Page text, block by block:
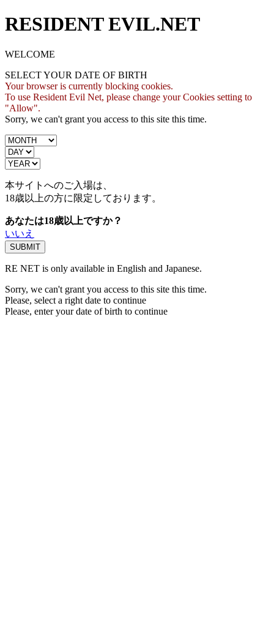
RESIDENT EVIL.NET
WELCOME
SELECT YOUR DATE OF BIRTH
Your browser is currently blocking cookies.
To use Resident Evil Net, please change your Cookies setting to
"Allow".
Sorry, we can't grant you access to this site this time.
本サイトへのご入場は、
18歳以上の方に限定しております。
あなたは18歳以上ですか？
いいえ
RE NET is only available in English and Japanese.
Sorry, we can't grant you access to this site this time.
Please, select a right date to continue
Please, enter your date of birth to continue